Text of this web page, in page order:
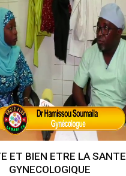
ET BIEN ETRE LA SANTE
GYNECOLOGIQUE